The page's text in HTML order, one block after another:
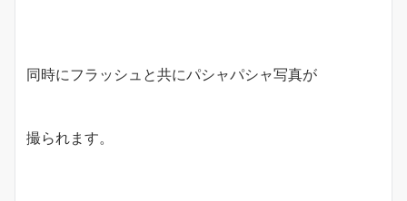
同時にフラッシュと共にパシャパシャ写真が
撮られます。